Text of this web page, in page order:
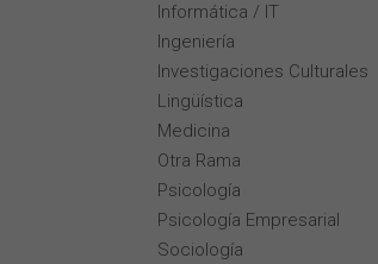
Informática / IT
Ingeniería
Investigaciones Culturales
Lingüística
Medicina
Otra Rama
Psicología
Psicología Empresarial
Sociología